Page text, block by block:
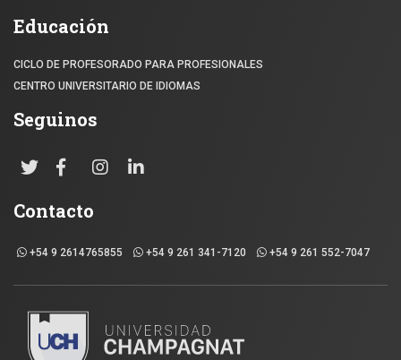
Educación
CICLO DE PROFESORADO PARA PROFESIONALES
CENTRO UNIVERSITARIO DE IDIOMAS
Seguinos
Contacto
+54 9 2614765855 +54 9 261 341-7120 +54 9 261 552-7047